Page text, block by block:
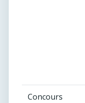
Concours